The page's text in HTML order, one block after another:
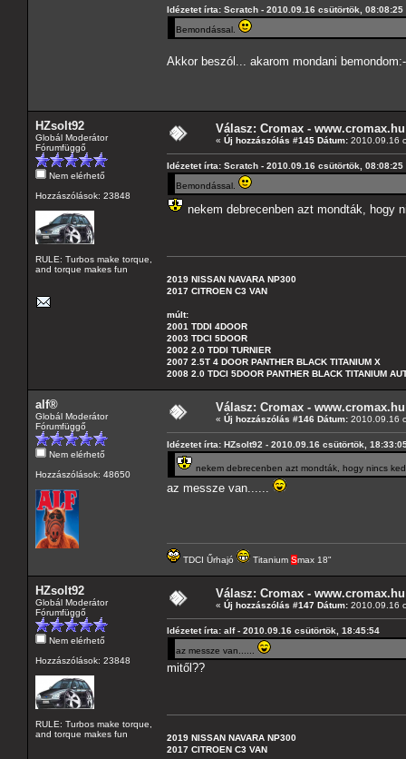
Idézetet írta: Scratch - 2010.09.16 csütörtök, 08:08:25
Bemondással.
Akkor beszól... akarom mondani
HZsolt92
Globál Moderátor
Fórumfüggő
Nem elérhető
Hozzászólások: 23848
RULE: Turbos make torque,
and torque makes fun
Válasz: Cromax - www.cromax.hu
« Új hozzászólás #145 Dátum: 2010.09.16
Idézetet írta: Scratch - 2010.09.16 csütörtök, 08:08:25
Bemondással.
nekem debrecenben azt mondták, hogy
2019 NISSAN NAVARA NP300
2017 CITROEN C3 VAN
múlt:
2001 TDDI 4DOOR
2003 TDCI 5DOOR
2002 2.0 TDDI TURNIER
2007 2.5T 4 DOOR PANTHER BLACK TITANIUM X
2008 2.0 TDCI 5DOOR PANTHER BLACK TITANIUM
alf®
Globál Moderátor
Fórumfüggő
Nem elérhető
Hozzászólások: 48650
Válasz: Cromax - www.cromax.hu
« Új hozzászólás #146 Dátum: 2010.09.16
Idézetet írta: HZsolt92 - 2010.09.16 csütörtök,
nekem debrecenben azt mondták, hogy nincs
az messze van......
TDCI Űrhajó Titanium Smax 18"
HZsolt92
Globál Moderátor
Fórumfüggő
Nem elérhető
Hozzászólások: 23848
RULE: Turbos make torque,
and torque makes fun
Válasz: Cromax - www.cromax.hu
« Új hozzászólás #147 Dátum: 2010.09.16
Idézetet írta: alf - 2010.09.16 csütörtök, 18:45:54
az messze van......
mitől??
2019 NISSAN NAVARA NP300
2017 CITROEN C3 VAN